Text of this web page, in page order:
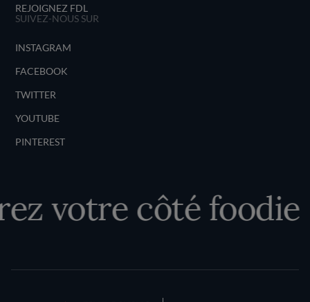
REJOIGNEZ FDL
SUIVEZ-NOUS SUR
INSTAGRAM
FACEBOOK
TWITTER
YOUTUBE
PINTEREST
votre côté foodie